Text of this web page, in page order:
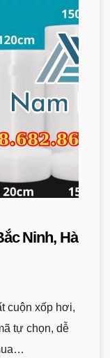
Ninh, Hà
cuộn xốp hơi,
tự chọn, dễ